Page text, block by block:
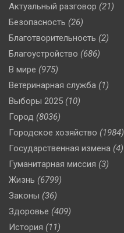
Актуальный разговор (21)
Безопасность (26)
Благотворительность (2)
Благоустройство (686)
В мире (975)
Ветеринарная служба (1)
Выборы 2025 (10)
Город (8036)
Городское хозяйство (1984)
Государственная измена (4)
Гуманитарная миссия (3)
Жизнь (6799)
Законы (36)
Здоровье (409)
История (11)